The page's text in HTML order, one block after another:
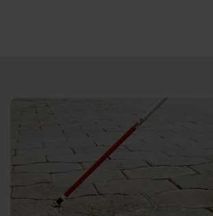
Direct door naar content